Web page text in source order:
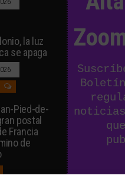
la luz
se apaga
Pied-de-
postal
Francia
de